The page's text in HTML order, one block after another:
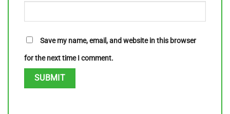
Save my name, email, and website in this browser
for the next time I comment.